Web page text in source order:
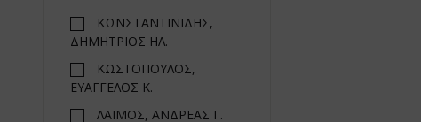
ΚΩΝΣΤΑΝΤΙΝΙΔΗΣ,
ΔΗΜΗΤΡΙΟΣ ΗΛ.
ΚΩΣΤΟΠΟΥΛΟΣ,
ΕΥΑΓΓΕΛΟΣ Κ.
ΛΑΙΜΟΣ, ΑΝΔΡΕΑΣ Γ.